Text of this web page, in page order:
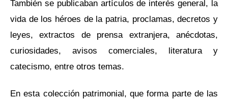
También se publicaban artículos de interés general, la
vida de los héroes de la patria, proclamas, decretos y
leyes, extractos de prensa extranjera, anécdotas,
curiosidades, avisos comerciales, literatura y
catecismo, entre otros temas.
En esta colección patrimonial, que forma parte de las